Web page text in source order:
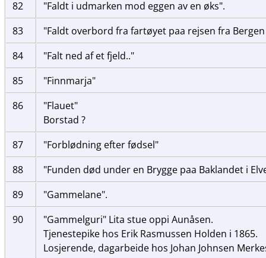
82
"Faldt i udmarken mod eggen av en øks".
83
"Faldt overbord fra fartøyet paa rejsen fra
84
"Falt ned af et fjeld.."
85
"Finnmarja"
86
"Flauet"
Borstad ?
87
"Forblødning efter fødsel"
88
"Funden død under en Brygge paa Baklandet i
89
"Gammelane".
90
"Gammelguri" Lita stue oppi Aunåsen.
Tjenestepike hos Erik Rasmussen Holden i 1865.
Losjerende, dagarbeide hos Johan Johnsen